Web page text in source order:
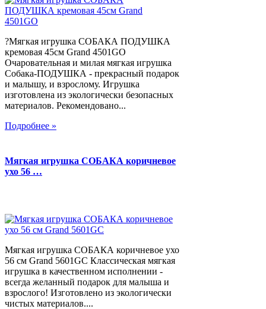
?Мягкая игрушка СОБАКА ПОДУШКА
кремовая 45см Grand 4501GO
Очаровательная и милая мягкая игрушка
Собака-ПОДУШКА - прекрасный подарок
и малышу, и взрослому. Игрушка
изготовлена из экологически безопасных
материалов. Рекомендовано...
Подробнее »
Мягкая игрушка СОБАКА коричневое
ухо 56 …
Мягкая игрушка СОБАКА коричневое ухо
56 см Grand 5601GC Классическая мягкая
игрушка в качественном исполнении -
всегда желанный подарок для малыша и
взрослого! Изготовлено из экологически
чистых материалов....